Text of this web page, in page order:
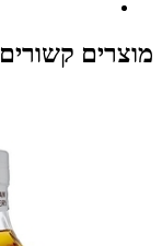
מוצרים קשורים